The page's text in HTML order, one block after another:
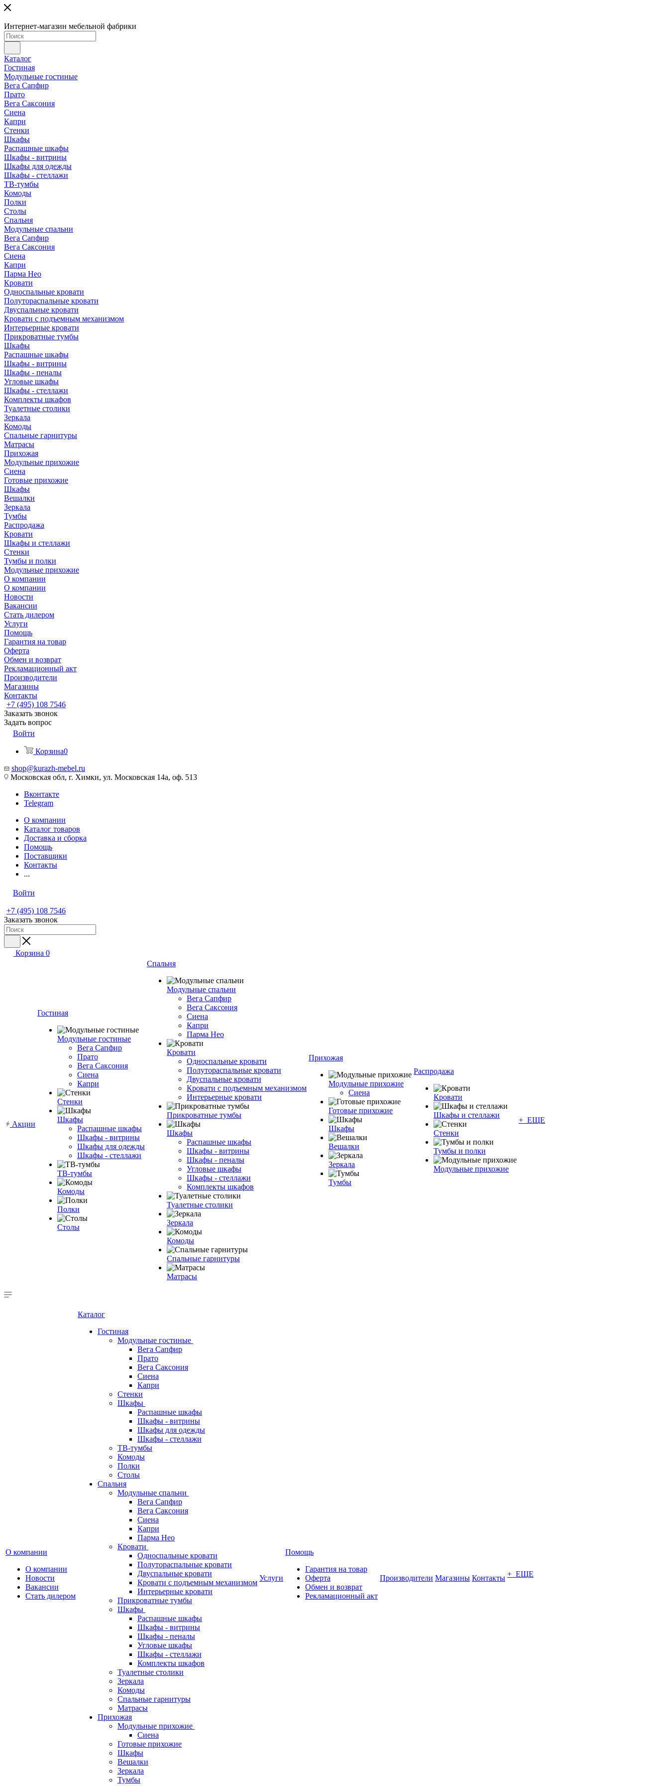
Интернет-магазин мебельной фабрики
Каталог
Гостиная
Модульные гостиные
Вега Сапфир
Прато
Вега Саксония
Сиена
Капри
Стенки
Шкафы
Распашные шкафы
Шкафы - витрины
Шкафы для одежды
Шкафы - стеллажи
ТВ-тумбы
Комоды
Полки
Столы
Спальня
Модульные спальни
Вега Сапфир
Вега Саксония
Сиена
Капри
Парма Нео
Кровати
Односпальные кровати
Полутораспальные кровати
Двуспальные кровати
Кровати с подъемным механизмом
Интерьерные кровати
Прикроватные тумбы
Шкафы
Распашные шкафы
Шкафы - витрины
Шкафы - пеналы
Угловые шкафы
Шкафы - стеллажи
Комплекты шкафов
Туалетные столики
Зеркала
Комоды
Спальные гарнитуры
Матрасы
Прихожая
Модульные прихожие
Сиена
Готовые прихожие
Шкафы
Вешалки
Зеркала
Тумбы
Распродажа
Кровати
Шкафы и стеллажи
Стенки
Тумбы и полки
Модульные прихожие
О компании
О компании
Новости
Вакансии
Стать дилером
Услуги
Помощь
Гарантия на товар
Оферта
Обмен и возврат
Рекламационный акт
Производители
Магазины
Контакты
+7 (495) 108 7546
Заказать звонок
Задать вопрос
Войти
Корзина0
shop@kurazh-mebel.ru
Московская обл, г. Химки, ул. Московская 14а, оф. 513
Вконтакте
Telegram
О компании
Каталог товаров
Доставка и сборка
Помощь
Поставщики
Контакты
...
Войти
+7 (495) 108 7546
Заказать звонок
Корзина 0
Акции
Гостиная
Модульные гостиные
Вега Сапфир
Прато
Вега Саксония
Сиена
Капри
Стенки
Шкафы
Распашные шкафы
Шкафы - витрины
Шкафы для одежды
Шкафы - стеллажи
ТВ-тумбы
Комоды
Полки
Столы
Спальня
Модульные спальни
Вега Сапфир
Вега Саксония
Сиена
Капри
Парма Нео
Кровати
Односпальные кровати
Полутораспальные кровати
Двуспальные кровати
Кровати с подъемным механизмом
Интерьерные кровати
Прикроватные тумбы
Шкафы
Распашные шкафы
Шкафы - витрины
Шкафы - пеналы
Угловые шкафы
Шкафы - стеллажи
Комплекты шкафов
Туалетные столики
Зеркала
Комоды
Спальные гарнитуры
Матрасы
Прихожая
Модульные прихожие
Сиена
Готовые прихожие
Шкафы
Вешалки
Зеркала
Тумбы
Распродажа
Кровати
Шкафы и стеллажи
Стенки
Тумбы и полки
Модульные прихожие
+ ЕЩЕ
О компании
О компании
Новости
Вакансии
Стать дилером
Каталог
Гостиная
Модульные гостиные
Вега Сапфир
Прато
Вега Саксония
Сиена
Капри
Стенки
Шкафы
Распашные шкафы
Шкафы - витрины
Шкафы для одежды
Шкафы - стеллажи
ТВ-тумбы
Комоды
Полки
Столы
Спальня
Модульные спальни
Вега Сапфир
Вега Саксония
Сиена
Капри
Парма Нео
Кровати
Односпальные кровати
Полутораспальные кровати
Двуспальные кровати
Кровати с подъемным механизмом
Интерьерные кровати
Прикроватные тумбы
Шкафы
Распашные шкафы
Шкафы - витрины
Шкафы - пеналы
Угловые шкафы
Шкафы - стеллажи
Комплекты шкафов
Туалетные столики
Зеркала
Комоды
Спальные гарнитуры
Матрасы
Прихожая
Модульные прихожие
Сиена
Готовые прихожие
Шкафы
Вешалки
Зеркала
Тумбы
Услуги
Помощь
Гарантия на товар
Оферта
Обмен и возврат
Рекламационный акт
Производители Магазины Контакты + ЕЩЕ